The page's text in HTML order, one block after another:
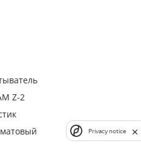
Z-2
Privacy notice